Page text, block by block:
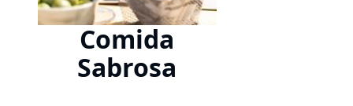
Comida
Sabrosa